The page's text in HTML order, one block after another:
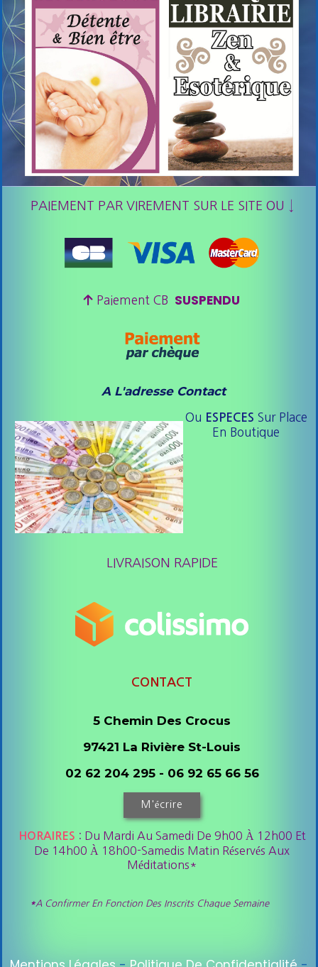
PAIEMENT PAR VIREMENT SUR LE SITE OU ↓
 Paiement CB SUSPENDU
A L'adresse Contact
Ou ESPECES Sur Place
En Boutique
LIVRAISON RAPIDE
CONTACT
5 Chemin Des Crocus
97421 La Rivière St-Louis
02 62 204 295 - 06 92 65 66 56
M'écrire
HORAIRES : Du Mardi Au Samedi De 9h00 À 12h00 Et
De 14h00 À 18h00-Samedis Matin Réservés Aux
Méditations*
*A Confirmer En Fonction Des Inscrits Chaque Semaine